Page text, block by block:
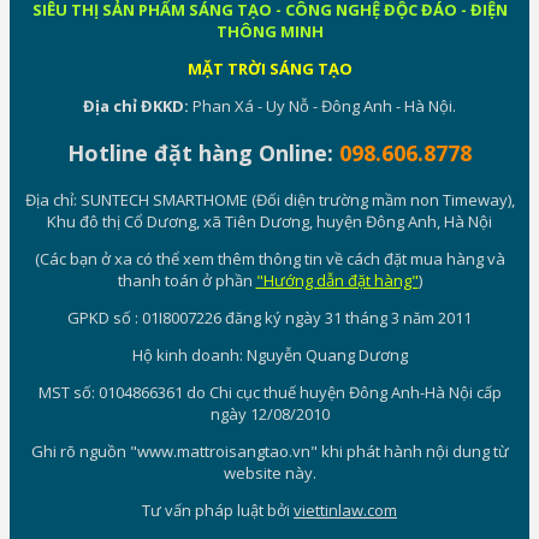
SIÊU THỊ SẢN PHẨM SÁNG TẠO - CÔNG NGHỆ ĐỘC ĐÁO - ĐIỆN
THÔNG MINH
MẶT TRỜI SÁNG TẠO
Địa chỉ ĐKKD: Phan Xá - Uy Nỗ - Đông Anh - Hà Nội.
Hotline đặt hàng Online: 098.606.8778
Địa chỉ: SUNTECH SMARTHOME (Đối diện trường mầm non Timeway),
Khu đô thị Cổ Dương, xã Tiên Dương, huyện Đông Anh, Hà Nội
(Các bạn ở xa có thể xem thêm thông tin về cách đặt mua hàng và
thanh toán ở phần "Hướng dẫn đặt hàng")
GPKD số : 01I8007226 đăng ký ngày 31 tháng 3 năm 2011
Hộ kinh doanh: Nguyễn Quang Dương
MST số: 0104866361 do Chi cục thuế huyện Đông Anh-Hà Nội cấp
ngày 12/08/2010
Ghi rõ nguồn "www.mattroisangtao.vn" khi phát hành nội dung từ
website này.
Tư vấn pháp luật bởi viettinlaw.com